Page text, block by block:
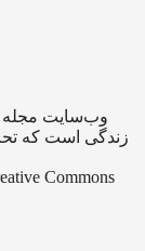
وب‌سایت مجله
زندگی است که
Commons